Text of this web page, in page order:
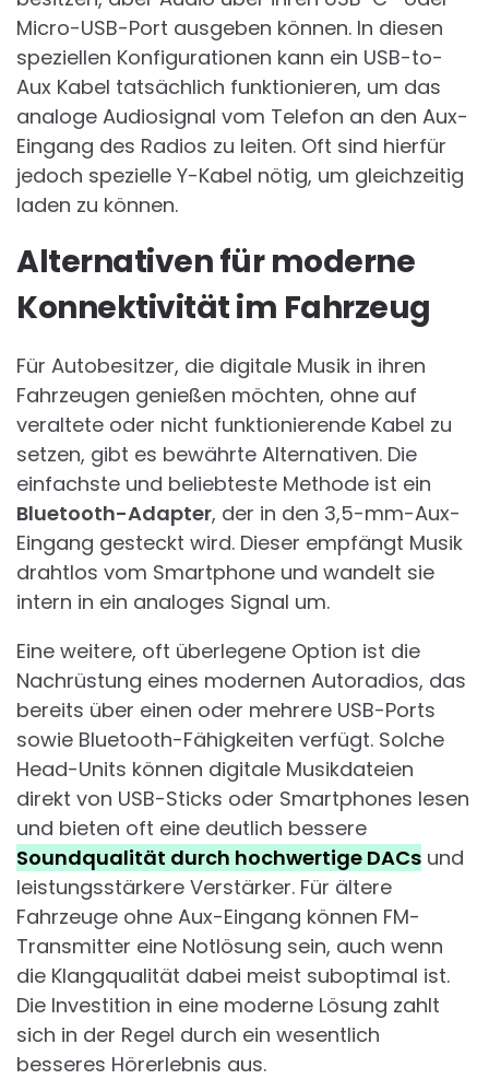
Micro-USB-Port ausgeben können. In diesen
speziellen Konfigurationen kann ein USB-to-
Aux Kabel tatsächlich funktionieren, um das
analoge Audiosignal vom Telefon an den Aux-
Eingang des Radios zu leiten. Oft sind hierfür
jedoch spezielle Y-Kabel nötig, um gleichzeitig
laden zu können.
Alternativen für moderne
Konnektivität im Fahrzeug
Für Autobesitzer, die digitale Musik in ihren
Fahrzeugen genießen möchten, ohne auf
veraltete oder nicht funktionierende Kabel zu
setzen, gibt es bewährte Alternativen. Die
einfachste und beliebteste Methode ist ein
Bluetooth-Adapter, der in den 3,5-mm-Aux-
Eingang gesteckt wird. Dieser empfängt Musik
drahtlos vom Smartphone und wandelt sie
intern in ein analoges Signal um.
Eine weitere, oft überlegene Option ist die
Nachrüstung eines modernen Autoradios, das
bereits über einen oder mehrere USB-Ports
sowie Bluetooth-Fähigkeiten verfügt. Solche
Head-Units können digitale Musikdateien
direkt von USB-Sticks oder Smartphones lesen
und bieten oft eine deutlich bessere
Soundqualität durch hochwertige DACs und
leistungsstärkere Verstärker. Für ältere
Fahrzeuge ohne Aux-Eingang können FM-
Transmitter eine Notlösung sein, auch wenn
die Klangqualität dabei meist suboptimal ist.
Die Investition in eine moderne Lösung zahlt
sich in der Regel durch ein wesentlich
besseres Hörerlebnis aus.